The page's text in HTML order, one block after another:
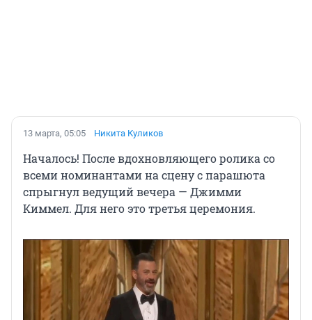
13 марта, 05:05 Никита Куликов
Началось! После вдохновляющего ролика со
всеми номинантами на сцену с парашюта
спрыгнул ведущий вечера — Джимми
Киммел. Для него это третья церемония.